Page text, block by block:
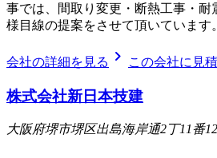
事では、間取り変更・断熱工事・耐
様目線の提案をさせて頂いています。
会社の詳細を見る chevron_right この会社に見
株式会社新日本技建
大阪府堺市堺区出島海岸通2丁11番